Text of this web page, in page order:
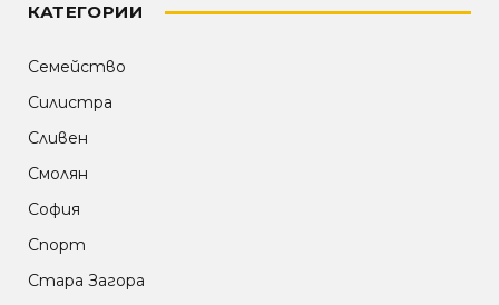
КАТЕГОРИИ
Семейство
Силистра
Сливен
Смолян
София
Спорт
Стара Загора